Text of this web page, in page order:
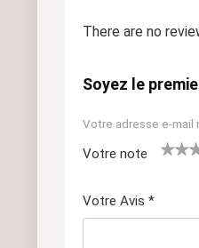
There are no
Soyez le
Votre adresse e-mail
Votre note
oil
s
5
Votre Avis *